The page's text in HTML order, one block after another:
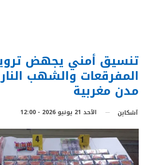
تنسيق أمني يجهض
المفرقعات والشهب
مدن مغربية
آشكاين الأحد 21 يونيو 2026 - 12:00